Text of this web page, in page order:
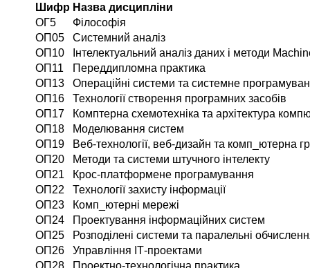
Шифр Назва дисципліни
ОГ5
Філософія
ОП05
Системний аналіз
ОП10
Інтелектуальний аналіз даних і методи
ОП11
Переддипломна практика
ОП13
Операційні системи та системне
ОП16
Технології створення програмних засобів
ОП17
Комптерна схемотехніка та архітектура
ОП18
Моделювання систем
ОП19
Веб-технології, веб-дизайн та комп_ютерна
ОП20
Методи та системи штучного інтелекту
ОП21
Крос-платформене програмування
ОП22
Технології захисту інформації
ОП23
Комп_ютерні мережі
ОП24
Проектування інформаційних систем
ОП25
Розподілені системи та паралельні
ОП26
Управління ІТ-проектами
ОП28
Проектно-технологічна практика